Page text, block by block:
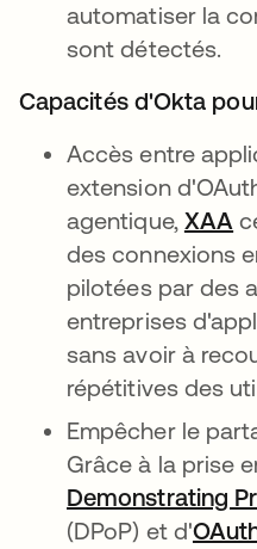
automatiser la
sont détectés.
Capacités d'Okta
Accès entre
extension
agentique, XAA
des connexions
pilotées par des
entreprises
sans avoir à
répétitives des
Empêcher le
Grâce à la prise
Demonstrating
(DPoP) et d'